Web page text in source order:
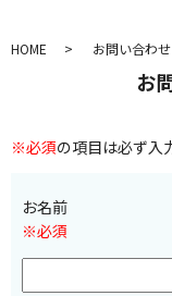
HOME お問い合わせ
お
※必須の項目は必ず入
お名前
※必須